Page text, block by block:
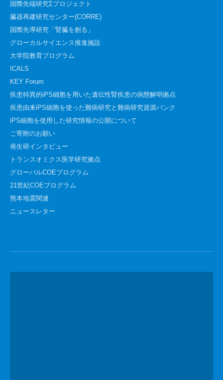
国際先端研究Σプロジェクト
臓器再建研究センター(CORRE)
国際先導研究「腎臓を創る」
グローカルサイエンス推進施設
大学院教育プログラム
ICALS
KEY Forum
疾患特異的iPS細胞を用いた遺伝性腎疾患の病態解明拠点
疾患由来iPS細胞を使った難病研究と難病研究資源バンク
iPS細胞を使用した研究情報の公開について
ご寄附のお願い
発生研インタビュー
トランスオミクス医学研究拠点
グローバルCOEプログラム
21世紀COEプログラム
熊本地震関連
ニュースレター